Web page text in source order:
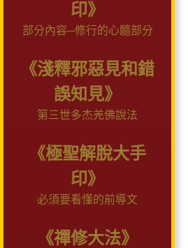
印》
部分內容─修行的心髓部分
《淺釋邪惡見和錯
誤知見》
第三世多杰羌佛說法
《極聖解脫大手
印》
必須要看懂的前導文
《禪修大法》